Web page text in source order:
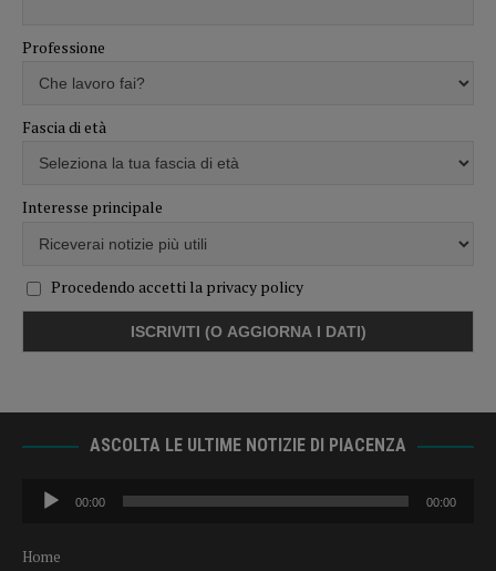
Professione
Fascia di età
Interesse principale
Procedendo accetti la privacy policy
ASCOLTA LE ULTIME NOTIZIE DI PIACENZA
Audio
Player
00:00 00:00
Home